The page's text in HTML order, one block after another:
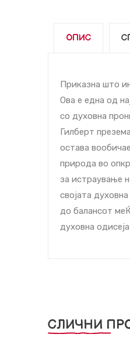
ОПИС
Приказна што
Ова е една од
со духовна
Гилберт
остава
природа во
за истраување
својата
до балансот
духовна
СЛИЧНИ